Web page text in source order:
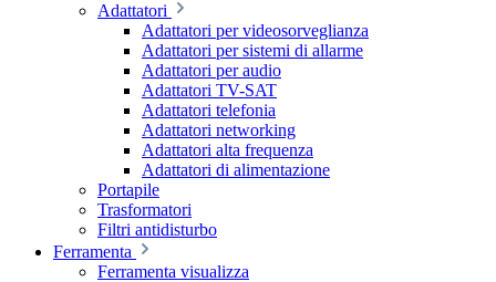
Adattatori
Adattatori per videosorveglianza
Adattatori per sistemi di allarme
Adattatori per audio
Adattatori TV-SAT
Adattatori telefonia
Adattatori networking
Adattatori alta frequenza
Adattatori di alimentazione
Portapile
Trasformatori
Filtri antidisturbo
Ferramenta
Ferramenta visualizza